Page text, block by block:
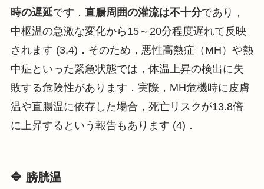
時の遅延です． 直腸周囲の灌流は不十分であり，
中枢温の急激な変化から15～20分程度遅れて反映
されます (3,4)．そのため，悪性高熱症（MH）や熱
中症といった緊急状態では，体温上昇の検出に失
敗する危険性があります．実際，MH危機時に皮膚
温や直腸温に依存した場合，死亡リスクが13.8倍
に上昇するという報告もあります (4)．
🔷 膀胱温